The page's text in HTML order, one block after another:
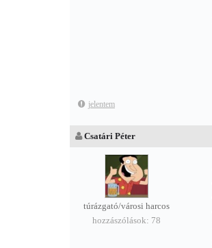
jelentem
Csatári Péter
túrázgató/városi harcos
hozzászólások: 78